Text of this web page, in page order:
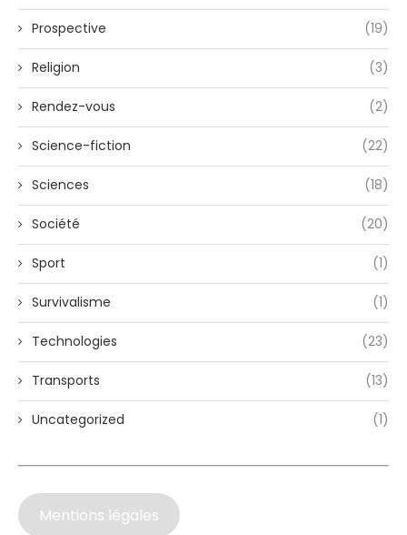
Prospective (19)
Religion (3)
Rendez-vous (2)
Science-fiction (22)
Sciences (18)
Société (20)
Sport (1)
Survivalisme (1)
Technologies (23)
Transports (13)
Uncategorized (1)
Mentions légales